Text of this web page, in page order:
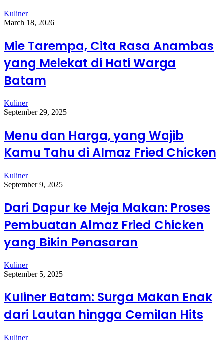
Kuliner
March 18, 2026
Mie Tarempa, Cita Rasa Anambas
yang Melekat di Hati Warga
Batam
Kuliner
September 29, 2025
Menu dan Harga, yang Wajib
Kamu Tahu di Almaz Fried Chicken
Kuliner
September 9, 2025
Dari Dapur ke Meja Makan: Proses
Pembuatan Almaz Fried Chicken
yang Bikin Penasaran
Kuliner
September 5, 2025
Kuliner Batam: Surga Makan Enak
dari Lautan hingga Cemilan Hits
Kuliner